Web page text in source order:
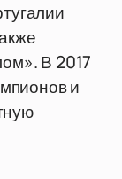
В 2017
и